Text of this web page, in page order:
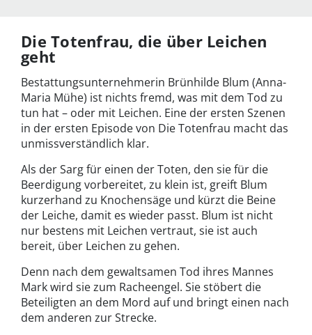
Die Totenfrau, die über Leichen
geht
Bestattungsunternehmerin Brünhilde Blum (Anna-
Maria Mühe) ist nichts fremd, was mit dem Tod zu
tun hat – oder mit Leichen. Eine der ersten Szenen
in der ersten Episode von Die Totenfrau macht das
unmissverständlich klar.
Als der Sarg für einen der Toten, den sie für die
Beerdigung vorbereitet, zu klein ist, greift Blum
kurzerhand zu Knochensäge und kürzt die Beine
der Leiche, damit es wieder passt. Blum ist nicht
nur bestens mit Leichen vertraut, sie ist auch
bereit, über Leichen zu gehen.
Denn nach dem gewaltsamen Tod ihres Mannes
Mark wird sie zum Racheengel. Sie stöbert die
Beteiligten an dem Mord auf und bringt einen nach
dem anderen zur Strecke.